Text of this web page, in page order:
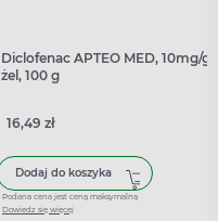
Diclofenac APTEO MED, 10mg/g,
żel, 100 g
16,49 zł
Dodaj do koszyka
Podana cena jest ceną maksymalną
Dowiedz się więcej